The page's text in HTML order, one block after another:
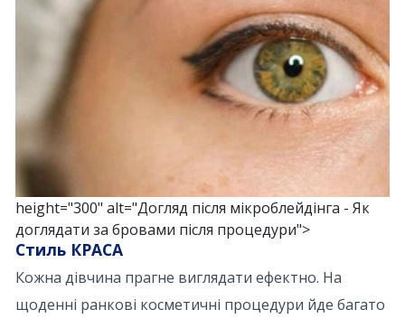
height="300" alt="Догляд після мікроблейдінга - Як
доглядати за бровами після процедури">
Стиль КРАСА
Кожна дівчина прагне виглядати ефектно. На
щоденні ранкові косметичні процедури йде багато